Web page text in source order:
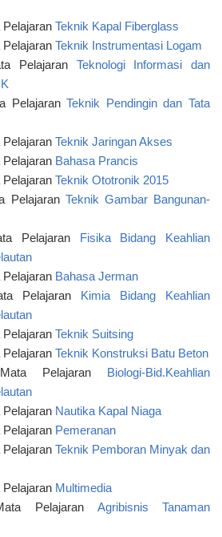
Teknik Kapal Fiberglass
Teknik Instrumentasi Logam
Pelajaran Teknologi Informasi dan
PelajaranTeknik Pendingin dan Tata
Teknik Jaringan Akses
Bahasa Prancis
Teknik Ototronik 2015
Pelajaran Teknik Gambar Bangunan-
Pelajaran Fisika Bidang Keahlian
Bahasa Jerman
Pelajaran Kimia Bidang Keahlian
Teknik Suitsing
Teknik Konstruksi Batu Beton
Pelajaran Biologi-Bid.Keahlian
Nautika Kapal Niaga
Pemeranan
Teknik Pemboran Minyak dan
Multimedia
Pelajaran Agribisnis Tanaman